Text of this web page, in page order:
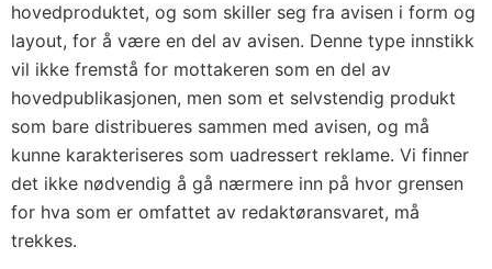
hovedproduktet, og som skiller seg fra avisen i form og
layout, for å være en del av avisen. Denne type innstikk
vil ikke fremstå for mottakeren som en del av
hovedpublikasjonen, men som et selvstendig produkt
som bare distribueres sammen med avisen, og må
kunne karakteriseres som uadressert reklame. Vi finner
det ikke nødvendig å gå nærmere inn på hvor grensen
for hva som er omfattet av redaktøransvaret, må
trekkes.